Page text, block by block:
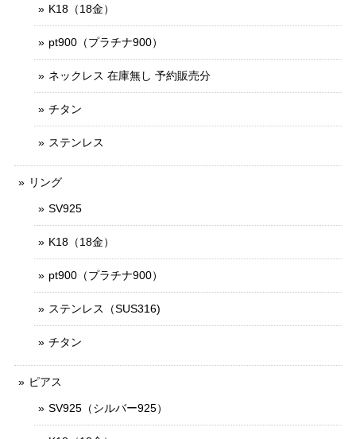
K18（18金）
pt900（プラチナ900）
ネックレス 在庫無し 予約販売分
チタン
ステンレス
リング
SV925
K18（18金）
pt900（プラチナ900）
ステンレス（SUS316)
チタン
ピアス
SV925（シルバー925）